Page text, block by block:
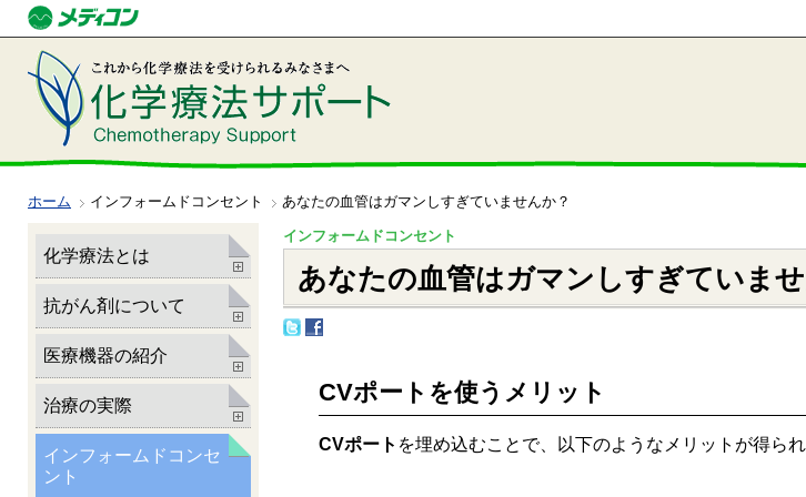
ホーム インフォームドコンセント あなたの血管はガマンしすぎていませんか？
インフォームドコンセント
あなたの血管はガマンしすぎていませ
CVポートを使うメリット
CVポート を埋め込むことで、以下のようなメリットが得ら
化学療法とは
抗がん剤について
医療機器の紹介
治療の実際
インフォームドコンセ
ント